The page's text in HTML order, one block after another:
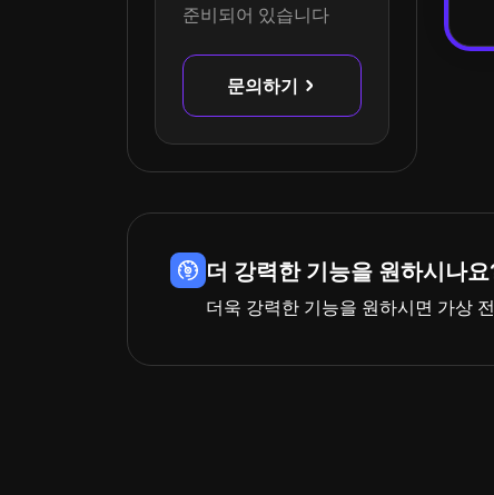
준비되어 있습니다
문의하기
더 강력한 기능을 원하시나
더욱 강력한 기능을 원하시면 가상